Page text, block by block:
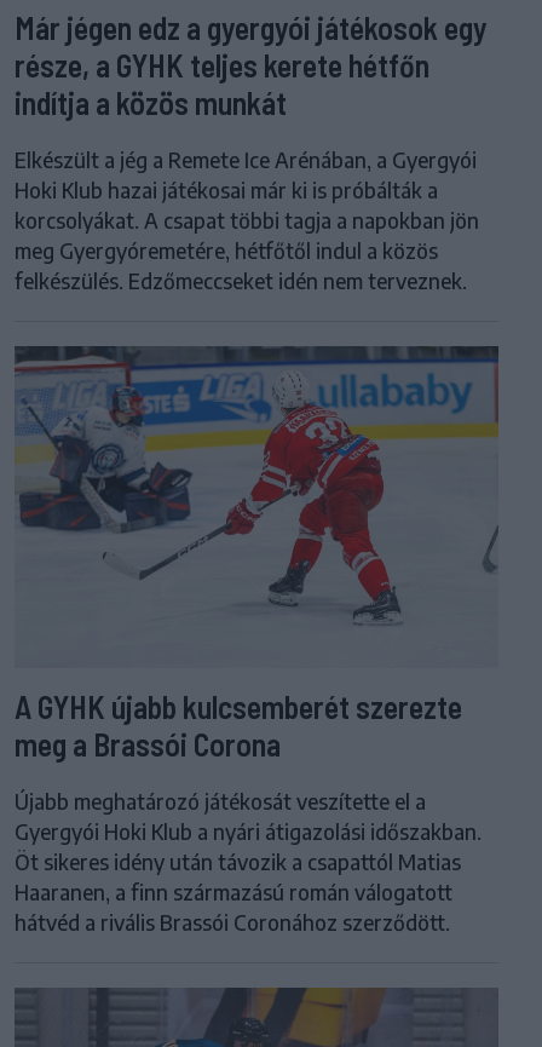
Már jégen edz a gyergyói játékosok egy
része, a GYHK teljes kerete hétfőn
indítja a közös munkát
Elkészült a jég a Remete Ice Arénában, a Gyergyói
Hoki Klub hazai játékosai már ki is próbálták a
korcsolyákat. A csapat többi tagja a napokban jön
meg Gyergyóremetére, hétfőtől indul a közös
felkészülés. Edzőmeccseket idén nem terveznek.
A GYHK újabb kulcsemberét szerezte
meg a Brassói Corona
Újabb meghatározó játékosát veszítette el a
Gyergyói Hoki Klub a nyári átigazolási időszakban.
Öt sikeres idény után távozik a csapattól Matias
Haaranen, a finn származású román válogatott
hátvéd a rivális Brassói Coronához szerződött.